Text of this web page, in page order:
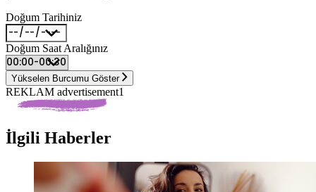
Doğum Tarihiniz
Doğum Saat Aralığınız
Yükselen Burcumu Göster
REKLAM advertisement1
İlgili Haberler